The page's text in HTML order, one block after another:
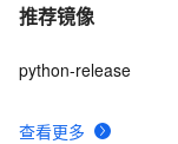
推荐镜像
查看更多
python-release